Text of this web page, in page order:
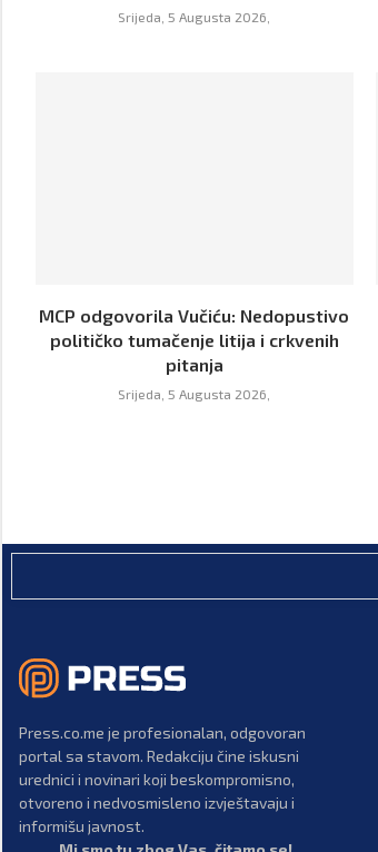
Srijeda, 5 Augusta 2026,
MCP odgovorila Vučiću: Nedopustivo
političko tumačenje litija i crkvenih
pitanja
Srijeda, 5 Augusta 2026,
Press.co.me je profesionalan, odgovoran
portal sa stavom. Redakciju čine iskusni
urednici i novinari koji beskompromisno,
otvoreno i nedvosmisleno izvještavaju i
informišu javnost.